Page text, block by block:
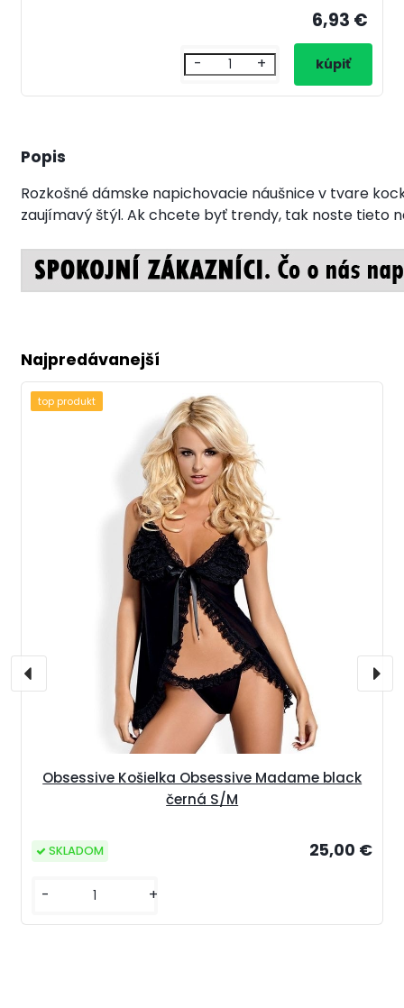
6,93 €
- +
Popis
Rozkošné dámske napichovacie náušnice v tvare
zaujímavý štýl. Ak chcete byť trendy, tak noste tieto
Najpredávanejší
Obsessive Košielka Obsessive Madame black
černá S/M
25,00 €
- +
SKLADOM
top produkt